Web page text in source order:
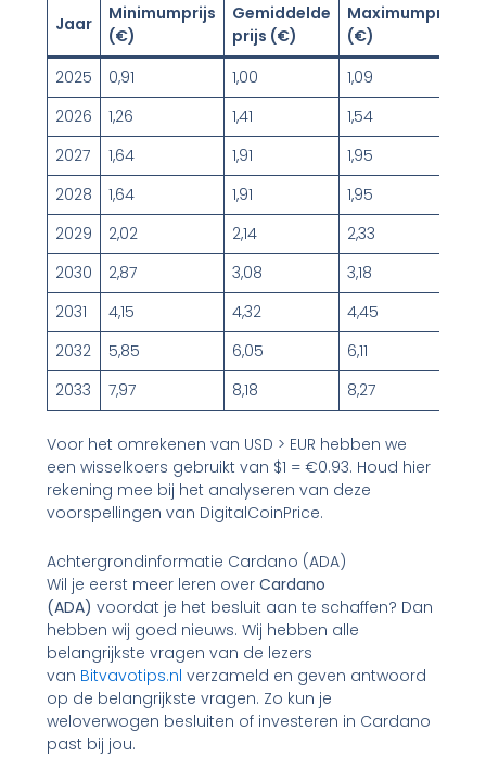
Jaar
Minimumprijs
(€)
Gemiddelde
prijs (€)
Maximumprijs
(€)
2025
0,91 1,00
1,09
2026
1,26 1,41
1,54
2027
1,64 1,91
1,95
2028
1,64 1,91
1,95
2029
2,02 2,14
2,33
2030
2,87 3,08
3,18
2031
4,15 4,32
4,45
2032
5,85 6,05
6,11
2033
7,97 8,18 8,27
Voor het omrekenen van USD > EUR hebben we
een wisselkoers gebruikt van $1 = €0.93. Houd hier
rekening mee bij het analyseren van deze
voorspellingen van DigitalCoinPrice.
Achtergrondinformatie Cardano (ADA)
Wil je eerst meer leren over Cardano
(ADA) voordat je het besluit aan te schaffen? Dan
hebben wij goed nieuws. Wij hebben alle
belangrijkste vragen van de lezers
van Bitvavotips.nl verzameld en geven antwoord
op de belangrijkste vragen. Zo kun je
weloverwogen besluiten of investeren in Cardano
past bij jou.